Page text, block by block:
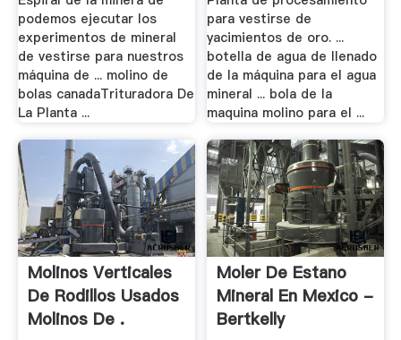
podemos ejecutar los
experimentos de mineral
de vestirse para nuestros
máquina de ... molino de
bolas canadaTrituradora De
La Planta ...
para vestirse de
yacimientos de oro. ...
botella de agua de llenado
de la máquina para el agua
mineral ... bola de la
maquina molino para el ...
Molinos Verticales
De Rodillos Usados
Molinos De .
Moler De Estano
Mineral En Mexico -
Bertkelly